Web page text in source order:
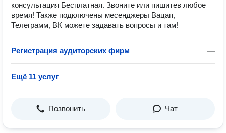
консультация Бесплатная. Звоните или пишитев любое
время! Также подключены месенджеры Вацап,
Телеграмм, ВК можете задавать вопросы и там!
Регистрация аудиторских фирм —
Ещё 11 услуг
Позвонить Чат